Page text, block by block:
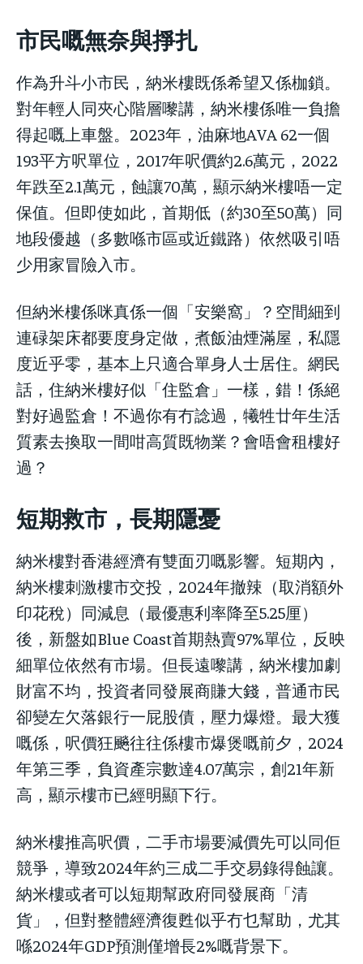
市民嘅無奈與掙扎
作為升斗小市民，納米樓既係希望又係枷鎖。
對年輕人同夾心階層嚟講，納米樓係唯一負擔
得起嘅上車盤。2023年，油麻地AVA 62一個
193平方呎單位，2017年呎價約2.6萬元，2022
年跌至2.1萬元，蝕讓70萬，顯示納米樓唔一定
保值。但即使如此，首期低（約30至50萬）同
地段優越（多數喺市區或近鐵路）依然吸引唔
少用家冒險入市。
但納米樓係咪真係一個「安樂窩」？空間細到
連碌架床都要度身定做，煮飯油煙滿屋，私隱
度近乎零，基本上只適合單身人士居住。網民
話，住納米樓好似「住監倉」一樣，錯！係絕
對好過監倉！不過你有冇諗過，犧牲廿年生活
質素去換取一間咁高質既物業？會唔會租樓好
過？
短期救市，長期隱憂
納米樓對香港經濟有雙面刃嘅影響。短期內，
納米樓刺激樓市交投，2024年撤辣（取消額外
印花稅）同減息（最優惠利率降至5.25厘）
後，新盤如Blue Coast首期熱賣97%單位，反映
細單位依然有市場。但長遠嚟講，納米樓加劇
財富不均，投資者同發展商賺大錢，普通市民
卻變左欠落銀行一屁股債，壓力爆燈。最大獲
嘅係，呎價狂飈往往係樓市爆煲嘅前夕，2024
年第三季，負資產宗數達4.07萬宗，創21年新
高，顯示樓市已經明顯下行。
納米樓推高呎價，二手市場要減價先可以同佢
競爭，導致2024年約三成二手交易錄得蝕讓。
納米樓或者可以短期幫政府同發展商「清
貨」，但對整體經濟復甦似乎冇乜幫助，尤其
喺2024年GDP預測僅增長2%嘅背景下。